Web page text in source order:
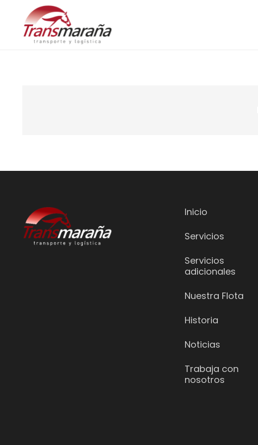
Inicio
Servicios
Servicios
adicionales
Nuestra Flota
Historia
Noticias
Trabaja con
nosotros